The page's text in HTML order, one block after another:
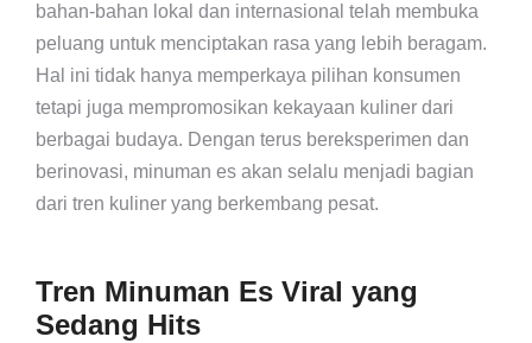
bahan-bahan lokal dan internasional telah membuka
peluang untuk menciptakan rasa yang lebih beragam.
Hal ini tidak hanya memperkaya pilihan konsumen
tetapi juga mempromosikan kekayaan kuliner dari
berbagai budaya. Dengan terus bereksperimen dan
berinovasi, minuman es akan selalu menjadi bagian
dari tren kuliner yang berkembang pesat.
Tren Minuman Es Viral yang
Sedang Hits